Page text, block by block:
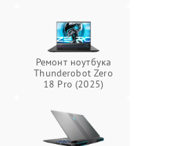
Ремонт ноутбука
Thunderobot Zero
18 Pro (2025)